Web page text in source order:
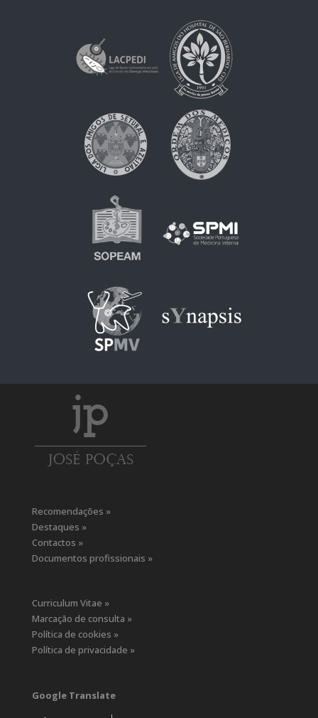
Recomendações »
Destaques »
Contactos »
Documentos profissionais »
Curriculum Vitae »
Marcação de consulta »
Política de cookies »
Política de privacidade »
Google Translate